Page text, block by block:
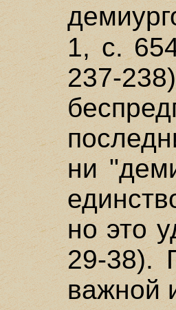
1, с.
237-
ни
но это
29-38).
важной